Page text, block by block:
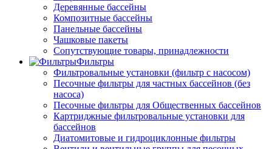
Деревянные бассейны
Композитные бассейны
Панельные бассейны
Чашковые пакеты
Сопутствующие товары, принадлежности
Фильтры
Фильтровальные установки (фильтр с насосом)
Песочные фильтры для частных бассейнов (без
насоса)
Песочные фильтры для Общественных бассейнов
Картриджные фильтровальные установки для
бассейнов
Диатомитовые и гидроциклонные фильтры